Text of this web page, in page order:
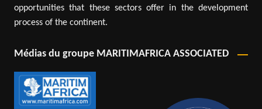
opportunities that these sectors offer in the development
process of the continent.
Médias du groupe MARITIMAFRICA ASSOCIATED